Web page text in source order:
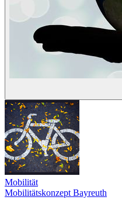
Mobilität
Mobilitätskonzept Bayreuth